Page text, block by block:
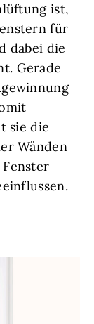
ist,
für
dabei die
Gerade
sie die
Wänden